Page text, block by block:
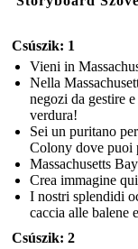
Csúszik: 1
Vieni in
Nella
negozi da gestire
verdura!
Sei un puritano
Colony dove puoi
Massachusetts
Crea immagine qui
I nostri splendidi
caccia alle balene
Csúszik: 2